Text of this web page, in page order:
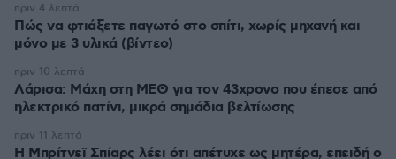
Πώς να φτιάξετε παγωτό στο σπίτι, χωρίς μηχανή και
μόνο με 3 υλικά (βίντεο)
πριν 4 λεπτά
Λάρισα: Μάχη στη ΜΕΘ για τον 43χρονο που έπεσε από
ηλεκτρικό πατίνι, μικρά σημάδια βελτίωσης
πριν 10 λεπτά
Η Μπρίτνεϊ Σπίαρς λέει ότι απέτυχε ως μητέρα, επειδή ο
πριν 11 λεπτά